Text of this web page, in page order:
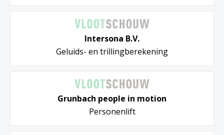
Intersona B.V.
Geluids- en trillingberekening
Grunbach people in motion
Personenlift